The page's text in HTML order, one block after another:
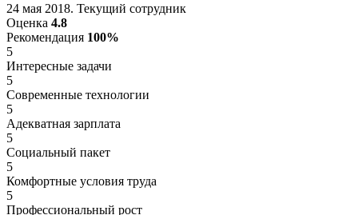
24 мая 2018. Текущий сотрудник
Оценка 4.8
Рекомендация 100%
5
Интересные задачи
5
Современные технологии
5
Адекватная зарплата
5
Социальный пакет
5
Комфортные условия труда
5
Профессиональный рост